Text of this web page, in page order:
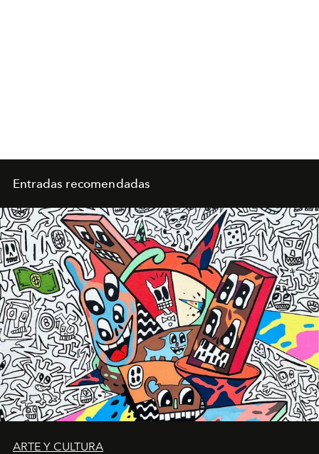
Entradas recomendadas
ARTE Y CULTURA